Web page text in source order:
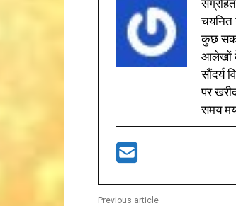
चयनित
कुछ
आलेखों
सौंदर्य
पर
समय
Previous article